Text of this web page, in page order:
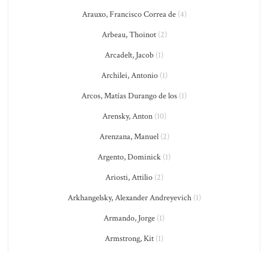
Arauxo, Francisco Correa de(4)
Arbeau, Thoinot(2)
Arcadelt, Jacob (1)
Archilei, Antonio(1)
Arcos, Matías Durango de los (1)
Arensky, Anton(10)
Arenzana, Manuel(2)
Argento, Dominick (1)
Ariosti, Attilio(2)
Arkhangelsky, Alexander Andreyevich(1)
Armando, Jorge (1)
Armstrong, Kit (1)